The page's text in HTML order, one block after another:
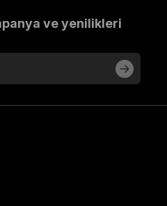
ve yenilikleri